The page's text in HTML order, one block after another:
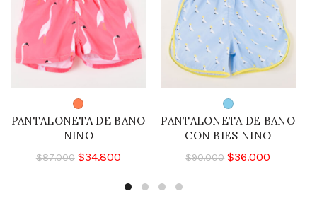
PANTALONETA DE BANO
NINO
$87.000 $34.800
PANTALONETA DE BANO
CON BIES NINO
$90.000 $36.000